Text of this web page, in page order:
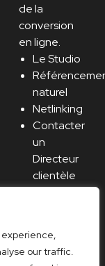
experience,
our traffic.
de la
conversion
en ligne.
Le Studio
naturel
Netlinking
Contacter
un
Directeur
clientèle
Recrutement